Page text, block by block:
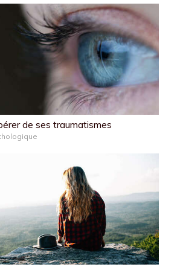
de ses traumatismes